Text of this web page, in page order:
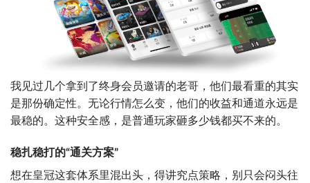
我见过几个拿到了终身会员邀请的老哥，他们最看重的其实
是那份确定性。无论行情怎么变，他们的收益和通道永远是
最稳的。这种安全感，是普通玩家砸多少钱都买不来的。
稳扎稳打的“通关方案”
想在皇冠这套体系里混出头，得讲究点策略，别只会闷头往